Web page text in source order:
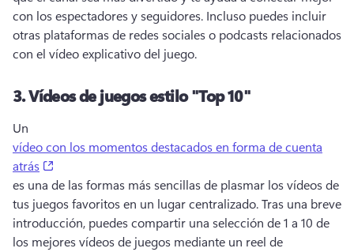
con los espectadores y seguidores. Incluso puedes incluir
otras plataformas de redes sociales o podcasts relacionados
con el vídeo explicativo del juego.
3.Vídeos de juegos estilo "Top 10"
Un
vídeo con los momentos destacados en forma de cuenta
atrás
es una de las formas más sencillas de plasmar los vídeos de
tus juegos favoritos en un lugar centralizado. Tras una breve
introducción, puedes compartir una selección de 1 a 10 de
los mejores vídeos de juegos mediante un reel de